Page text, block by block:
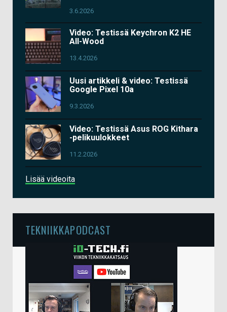
3.6.2026
Video: Testissä Keychron K2 HE
All-Wood
13.4.2026
Uusi artikkeli & video: Testissä
Google Pixel 10a
9.3.2026
Video: Testissä Asus ROG Kithara
-pelikuulokkeet
11.2.2026
Lisää videoita
TEKNIIKKAPODCAST